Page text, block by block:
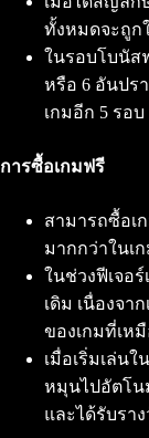
ทั้งหมดจะถู
ในรอบโบนัส
หรือ 6 อันปร
เกมอีก 5 รอบ
การซื้อเกมฟรี
สามารถซื้อเ
มากกว่าในเ
ในช่วงฟีเจอ
เดิม เนื่องจ
ของเกมที่เห
เมื่อเริ่มเล่น
หมุนไปอัตโน
และได้รับราง